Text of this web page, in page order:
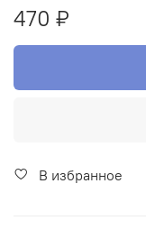
470 ₽
В избранное